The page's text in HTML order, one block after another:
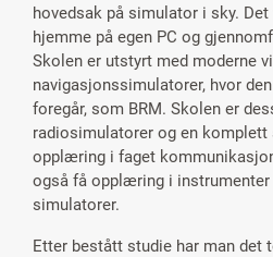
hovedsak på simulator i sky.
hjemme på egen PC og
Skolen er utstyrt med moderne
navigasjonssimulatorer, hvor
foregår, som BRM. Skolen er
radiosimulatorer og en
opplæring i faget
også få opplæring i instrumenter
simulatorer.
Etter bestått studie har man det